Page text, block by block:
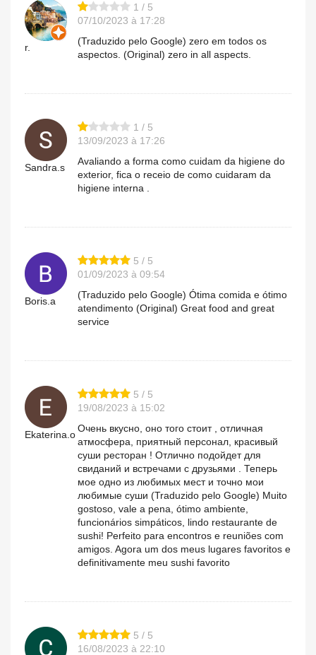
r.
1 / 5
07/10/2023 à 17:28
(Traduzido pelo Google) zero em todos os
aspectos. (Original) zero in all aspects.
Sandra.s
1 / 5
13/09/2023 à 17:26
Avaliando a forma como cuidam da higiene do
exterior, fica o receio de como cuidaram da
higiene interna .
Boris.a
5 / 5
01/09/2023 à 09:54
(Traduzido pelo Google) Ótima comida e ótimo
atendimento (Original) Great food and great
service
Ekaterina.o
5 / 5
19/08/2023 à 15:02
Очень вкусно, оно того стоит , отличная
атмосфера, приятный персонал, красивый
суши ресторан ! Отлично подойдет для
свиданий и встречами с друзьями . Теперь
мое одно из любимых мест и точно мои
любимые суши (Traduzido pelo Google) Muito
gostoso, vale a pena, ótimo ambiente,
funcionários simpáticos, lindo restaurante de
sushi! Perfeito para encontros e reuniões com
amigos. Agora um dos meus lugares favoritos e
definitivamente meu sushi favorito
5 / 5
16/08/2023 à 22:10